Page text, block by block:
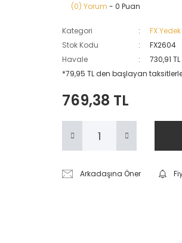
(0) Yorum - 0 Puan
Kategori
FX
Stok Kodu
FX2604
Havale
730,91
*79,95 TL den başlayan
769,38 TL
Arkadaşına Öner